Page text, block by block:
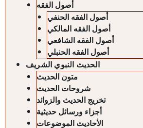
أصول الفقه
أصول الفقه الحنفي
أصول الفقه المالكي
أصول الفقه الشافعي
أصول الفقه الحنبلي
الحديث النبوي الشريف
متون الحديث
شروحات الحديث
تخريج الحديث والزوائد
أجزاء ورسائل حديثية
الأحاديث الموضوعات